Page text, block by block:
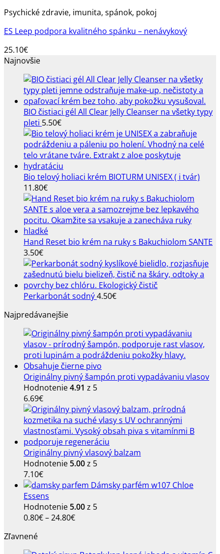
Psychické zdravie, imunita, spánok, pokoj
ES Leep podpora kvalitného spánku – nenávykový
25.10€
Najnovšie
BIO čistiaci gél All Clear Jelly Cleanser na všetky typy
pleti 5.50€
Bio telový holiaci krém BIOTURM UNISEX ( i tvár)
11.80€
Hand Reset bio krém na ruky s Bakuchiolom SANTE
3.50€
Perkarbonát sodný4.50€
Najpredávanejšie
Originálny pivný šampón proti vypadávaniu vlasov
Hodnotenie4.91 z 5
6.69€
Originálny pivný vlasový balzam
Hodnotenie 5.00z 5
7.10€
Dámsky parfém w107 Chloe
Essens
Hodnotenie 5.00z 5
0.80€–24.80€Price
through
Zľavnené